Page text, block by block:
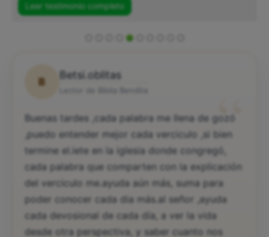
Leer testimonio completo
B
Betsi.oblitas
“
Buenas tardes ,cada palabra me llena de gozó
,puedo entender mejor cada verciculo ,si bien
termine el.iete en la iglesia donde congregó,
cada palabra que comparten con la explicación
del verciculo me.ayuda aún más, suma para
poder conocer cada dia más.al señor ,ayuda
cada devosional de cada día, a ver la vida
desde otra perspectiva, y saber cuanto nos